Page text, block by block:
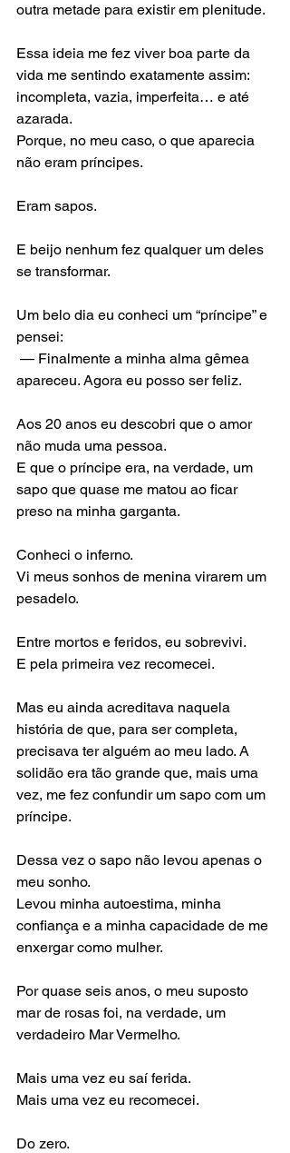
outra metade para existir em plenitude.
Essa ideia me fez viver boa parte da
vida me sentindo exatamente assim:
incompleta, vazia, imperfeita… e até
azarada.
Porque, no meu caso, o que aparecia
não eram príncipes.
Eram sapos.
E beijo nenhum fez qualquer um deles
se transformar.
Um belo dia eu conheci um “príncipe” e
pensei:
apareceu. Agora eu posso ser feliz.
Aos 20 anos eu descobri que o amor
não muda uma pessoa.
E que o príncipe era, na verdade, um
sapo que quase me matou ao ficar
preso na minha garganta.
Conheci o inferno.
Vi meus sonhos de menina virarem um
pesadelo.
Entre mortos e feridos, eu sobrevivi.
E pela primeira vez recomecei.
Mas eu ainda acreditava naquela
história de que, para ser completa,
precisava ter alguém ao meu lado. A
solidão era tão grande que, mais uma
vez, me fez confundir um sapo com um
príncipe.
Dessa vez o sapo não levou apenas o
meu sonho.
Levou minha autoestima, minha
confiança e a minha capacidade de me
enxergar como mulher.
Por quase seis anos, o meu suposto
mar de rosas foi, na verdade, um
verdadeiro Mar Vermelho.
Mais uma vez eu saí ferida.
Mais uma vez eu recomecei.
Do zero.